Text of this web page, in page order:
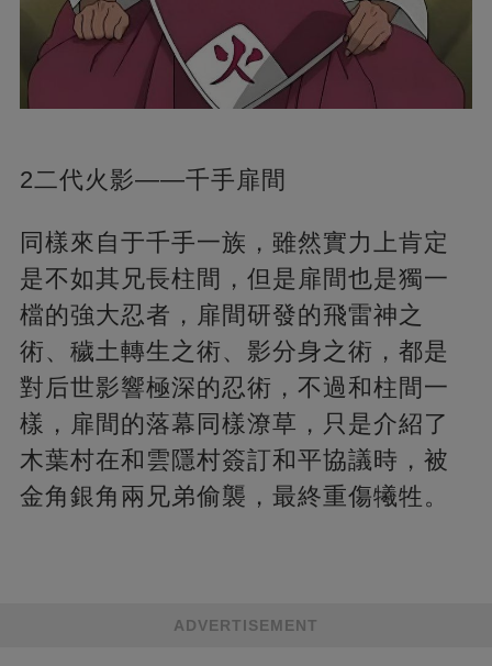
2二代火影——千手扉間
同樣來自于千手一族，雖然實力上肯定
是不如其兄長柱間，但是扉間也是獨一
檔的強大忍者，扉間研發的飛雷神之
術、穢土轉生之術、影分身之術，都是
對后世影響極深的忍術，不過和柱間一
樣，扉間的落幕同樣潦草，只是介紹了
木葉村在和雲隱村簽訂和平協議時，被
金角銀角兩兄弟偷襲，最終重傷犧牲。
ADVERTISEMENT